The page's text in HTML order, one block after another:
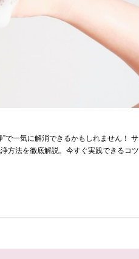
で一気に解消できるかもしれません！ サ
方法を徹底解説。今すぐ実践できるコツ